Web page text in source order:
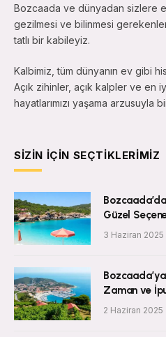
Bozcaada ve dünyadan sizlere
gezilmesi ve bilinmesi
tatlı bir kabileyiz.
Kalbimiz, tüm dünyanın ev gibi
Açık zihinler, açık kalpler ve en
hayatlarımızı yaşama arzusuyla
SIZIN İÇIN SEÇTIKLERIMIZ
Güzel
3 Haziran 2025
Zaman ve
2 Haziran 2025